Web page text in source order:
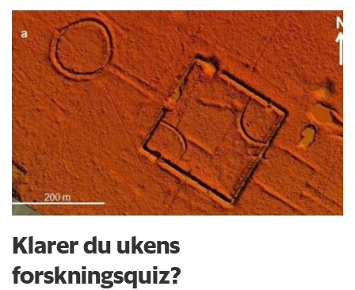
Klarer du ukens
forskningsquiz?